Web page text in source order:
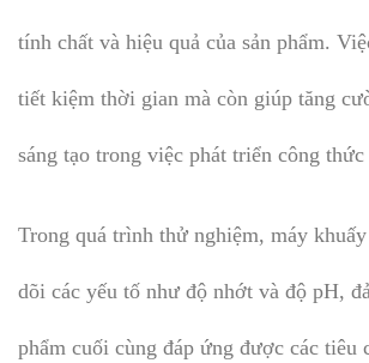
tính chất và hiệu quả của sản phẩm.
tiết kiệm thời gian mà còn giúp tăng
sáng tạo trong việc phát triển công
Trong quá trình thử nghiệm, máy
dõi các yếu tố như độ nhớt và độ pH,
phẩm cuối cùng đáp ứng được các tiêu